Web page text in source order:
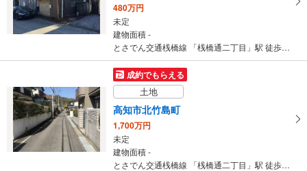
480万円
未定
建物面積 -
とさでん交通桟橋線 「桟橋通二丁目」駅 徒歩16分
成約でもらえる
土地
高知市北竹島町
1,700万円
未定
建物面積 -
とさでん交通桟橋線 「桟橋通二丁目」駅 徒歩16分